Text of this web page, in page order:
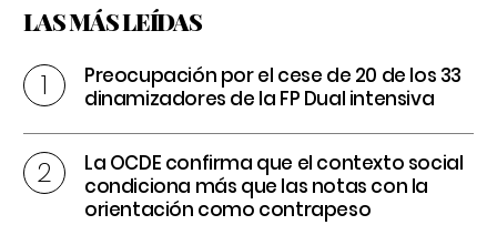
LAS MÁS LEÍDAS
Preocupación por el cese de 20 de los 33
dinamizadores de la FP Dual intensiva
La OCDE confirma que el contexto social
condiciona más que las notas con la
orientación como contrapeso